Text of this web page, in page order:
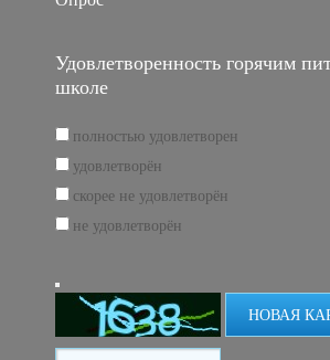
Удовлетворенность горячим
школе
полностью удовлетворен
удовлетворён
скорее не удовлетворён
не удовлетворён
НОВАЯ